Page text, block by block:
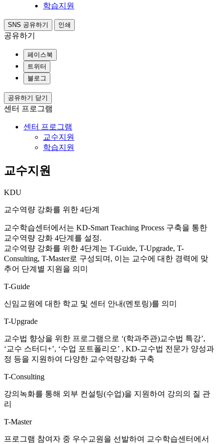
학습지원
SNS 공유하기 인쇄
공유하기
페이스북
트위터
블로그
공유하기 닫기
센터 프로그램
센터 프로그램
교수지원
학습지원
교수지원
KDU
교수역량 강화를 위한 4단계
교수학습센터에서는 KD-Smart Teaching Process 구축을 통한
교수역량 강화 4단계를 설정.
교수역량 강화를 위한 4단계는 T-Guide, T-Upgrade, T-
Consulting, T-Master로 구성되며, 이는 교수에 대한 경력에 맞
추어 단계별 지원을 의미
T-Guide
신임교원에 대한 학교 및 센터 안내(멘토링)를 의미
T-Upgrade
교수법 향상을 위한 프로그램으로 ‘(학과주관)교수법 특강’,
‘교수 스터디+’, ‘수업 포트폴리오’ , KD-교수법 전문가 양성과
정 등을 지원하여 다양한 교수역량강화 구축
T-Consulting
강의녹화를 통해 외부 컨설팅(수업)을 지원하여 강의의 질 관
리
T-Master
프로그램 참여자 중 우수교원을 선발하여 교수학습센터에서